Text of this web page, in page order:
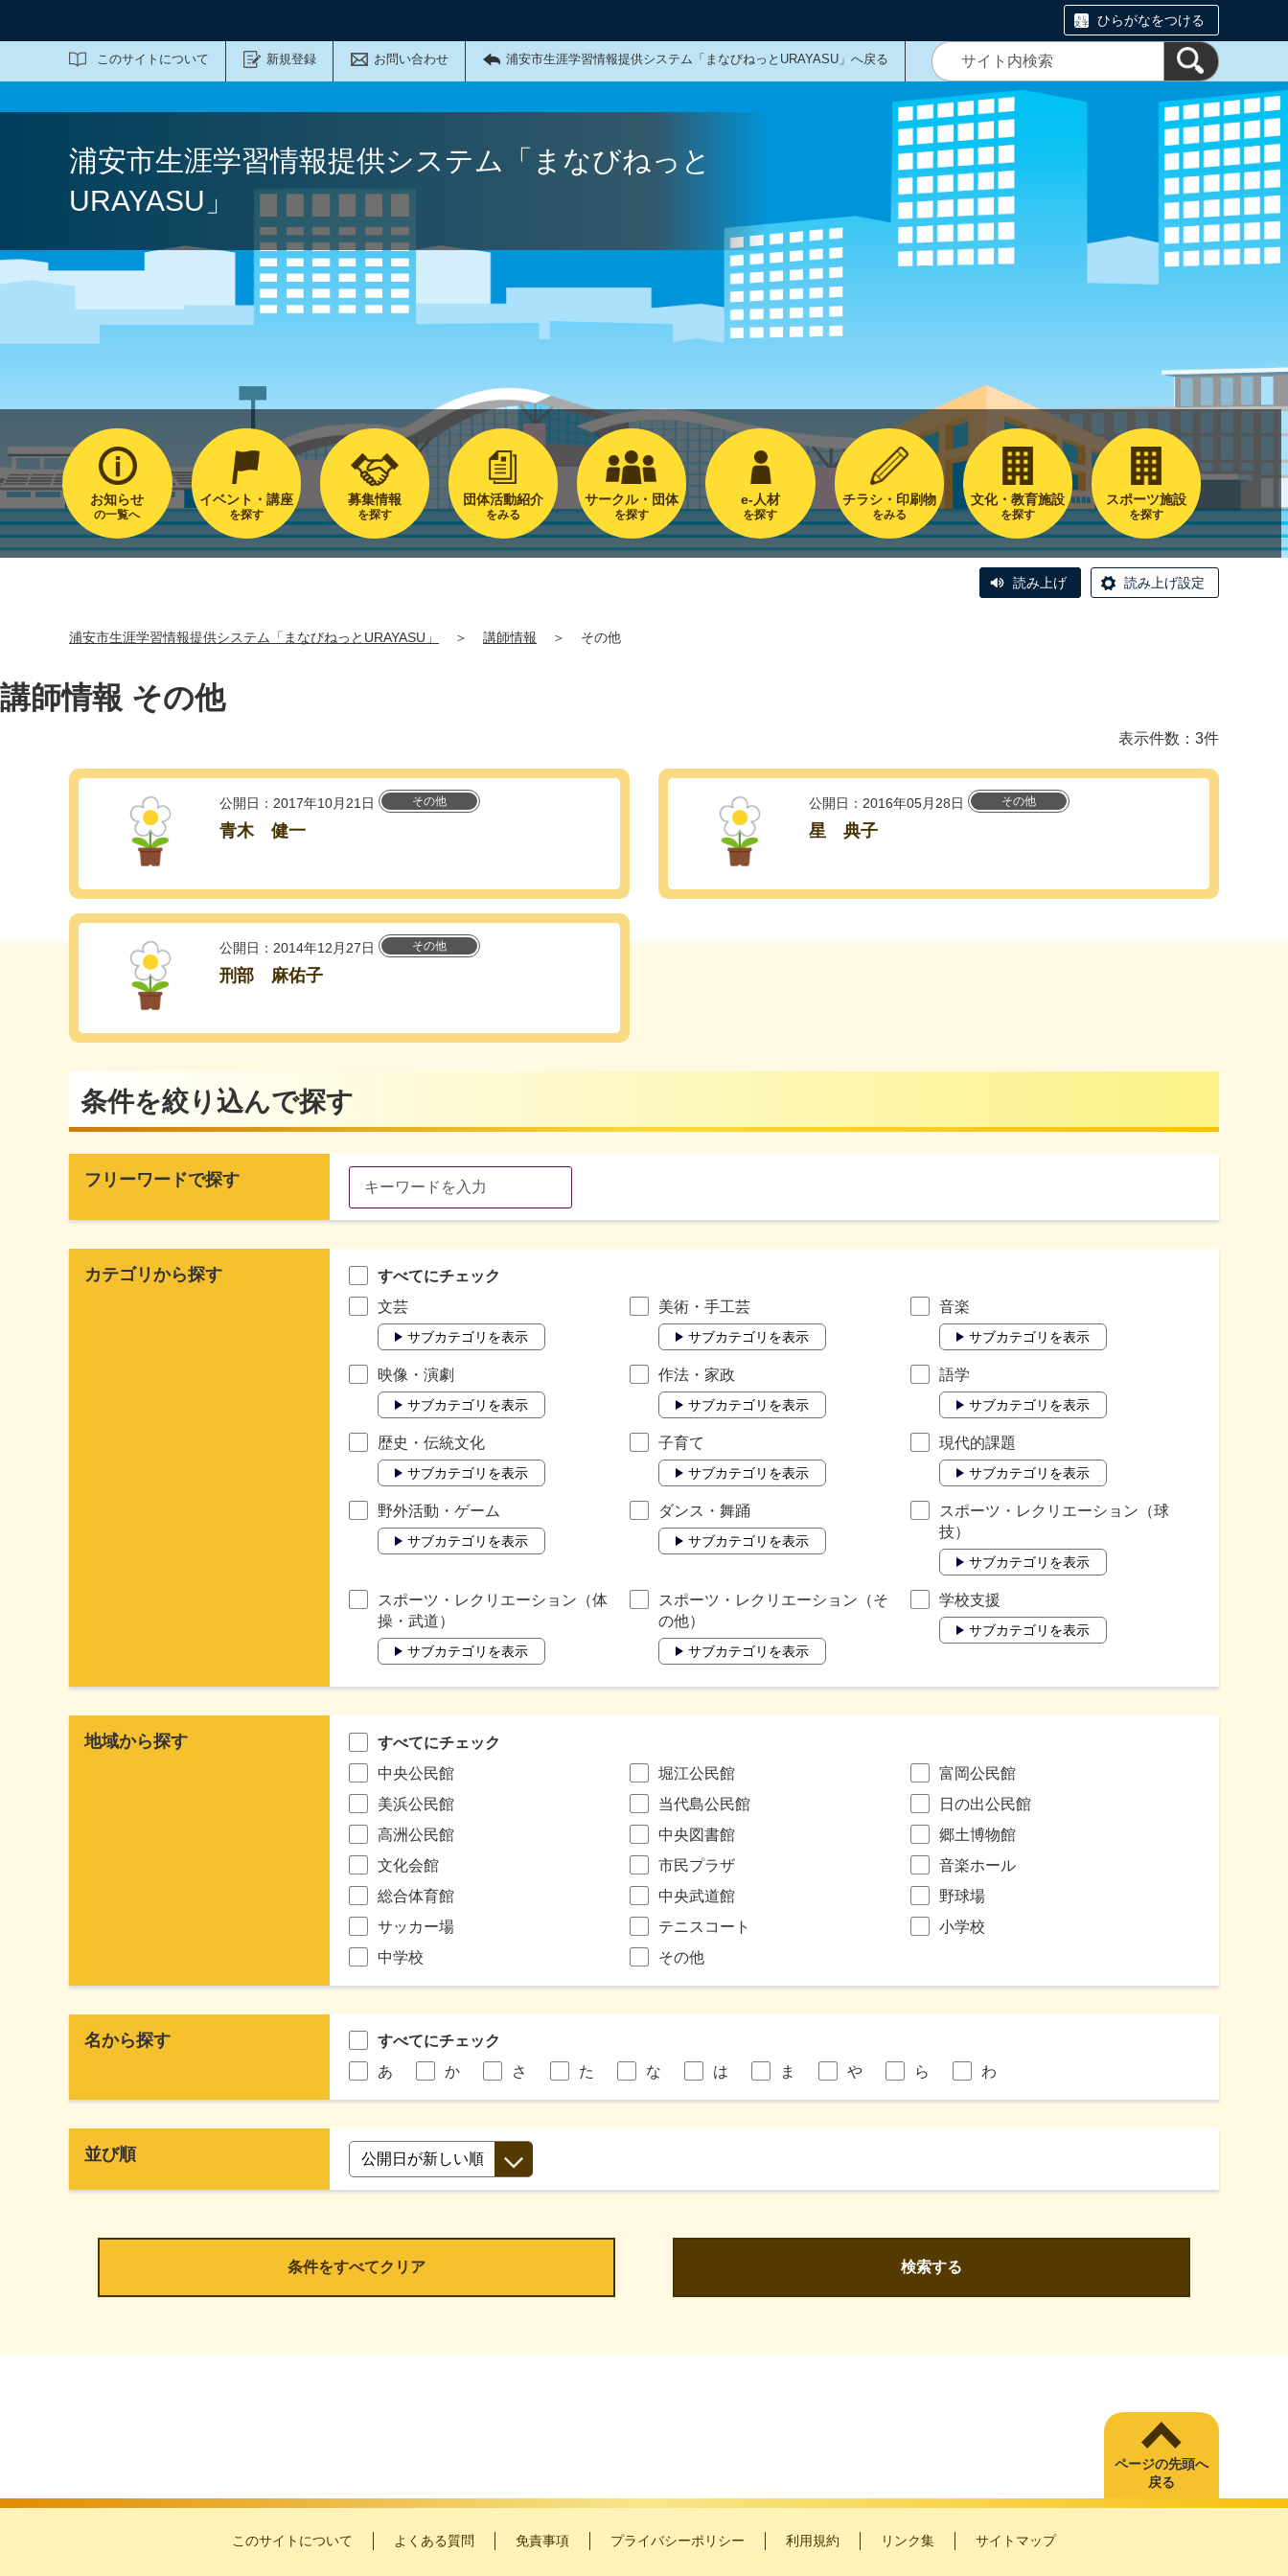
ひらがなをつける
このサイトについて 新規登録 お問い合わせ 浦安市生涯学習情報提供システム「まなびねっとURAYASU」へ戻る
サイト内検索
浦安市生涯学習情報提供システム「まなびねっと
URAYASU」
お知らせ
の一覧へ
イベント・講座
を探す
募集情報
を探す
団体活動紹介
をみる
サークル・団体
を探す
e-人材
を探す
チラシ・印刷物
をみる
文化・教育施設
を探す
スポーツ施設
を探す
読み上げ 読み上げ設定
浦安市生涯学習情報提供システム「まなびねっとURAYASU」 ＞ 講師情報 ＞ その他
講師情報 その他
表示件数：3件
公開日：2017年10月21日 その他
青木 健一
公開日：2016年05月28日 その他
星 典子
公開日：2014年12月27日 その他
刑部 麻佑子
条件を絞り込んで探す
フリーワードで探す
カテゴリから探す
すべてにチェック
文芸
サブカテゴリを表示
美術・手工芸
サブカテゴリを表示
音楽
サブカテゴリを表示
映像・演劇
サブカテゴリを表示
作法・家政
サブカテゴリを表示
語学
サブカテゴリを表示
歴史・伝統文化
サブカテゴリを表示
子育て
サブカテゴリを表示
現代的課題
サブカテゴリを表示
野外活動・ゲーム
サブカテゴリを表示
ダンス・舞踊
サブカテゴリを表示
スポーツ・レクリエーション（球
技）
サブカテゴリを表示
スポーツ・レクリエーション（体
操・武道）
サブカテゴリを表示
スポーツ・レクリエーション（そ
の他）
サブカテゴリを表示
学校支援
サブカテゴリを表示
地域から探す
すべてにチェック
中央公民館
堀江公民館
富岡公民館
美浜公民館
当代島公民館
日の出公民館
高洲公民館
中央図書館
郷土博物館
文化会館
市民プラザ
音楽ホール
総合体育館
中央武道館
野球場
サッカー場
テニスコート
小学校
中学校
その他
名から探す
すべてにチェック
あ
か さ た な は ま や ら わ
並び順
検索する
ページの先頭へ
戻る
このサイトについて よくある質問 免責事項 プライバシーポリシー 利用規約 リンク集 サイトマップ